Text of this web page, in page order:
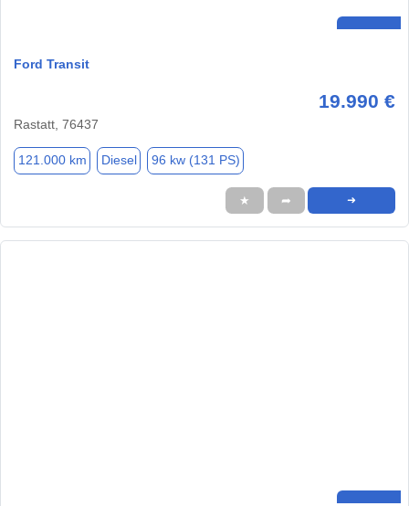
Ford Transit
19.990 €
Rastatt, 76437
121.000 km Diesel 96 kw (131 PS)
★ ➦ ➜